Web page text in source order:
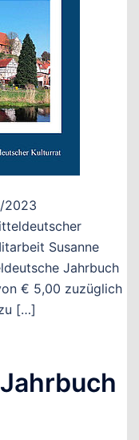
2023
Susanne
Jahrbuch
€ 5,00 zuzüglich
[…]